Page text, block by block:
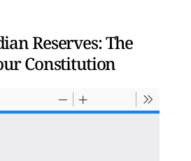
Reserves: The
Constitution